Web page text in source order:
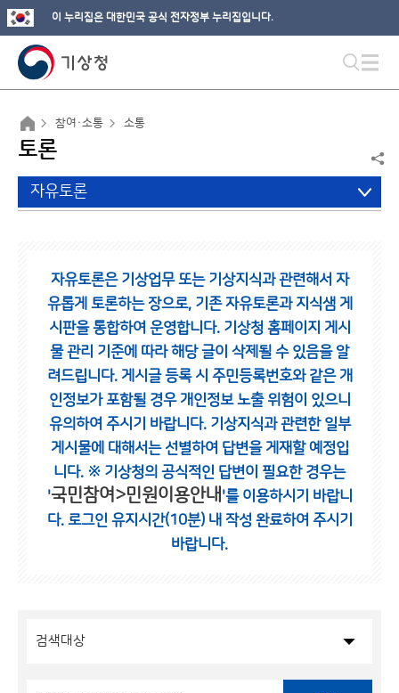
이 누리집은 대한민국 공식 전자정부 누리집입니다.
참여·소통 소통
토론
자유토론
자유토론은 기상업무 또는 기상지식과 관련해서 자
유롭게 토론하는 장으로, 기존 자유토론과 지식샘 게
시판을 통합하여 운영합니다. 기상청 홈페이지 게시
물 관리 기준에 따라 해당 글이 삭제될 수 있음을 알
려드립니다. 게시글 등록 시 주민등록번호와 같은 개
인정보가 포함될 경우 개인정보 노출 위험이 있으니
유의하여 주시기 바랍니다. 기상지식과 관련한 일부
게시물에 대해서는 선별하여 답변을 게재할 예정입
니다. ※ 기상청의 공식적인 답변이 필요한 경우는
'국민참여>민원이용안내 '를 이용하시기 바랍니
다. 로그인 유지시간(10분) 내 작성 완료하여 주시기
바랍니다.